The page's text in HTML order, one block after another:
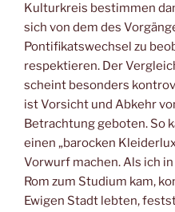
Kulturkreis bestimmen
sich von dem des
Pontifikatswechsel zu
respektieren. Der
scheint besonders
ist Vorsicht und Abkehr
Betrachtung geboten. So
einen „barocken
Vorwurf machen. Als ich
Rom zum Studium kam,
Ewigen Stadt lebten,